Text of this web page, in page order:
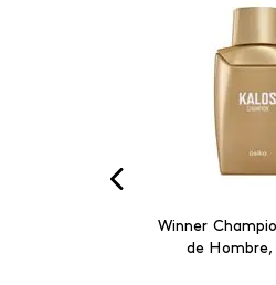
Winner
de Hombre,